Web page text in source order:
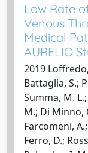
Low Rate
Venous
Medical
AURELIO
2019
Battaglia, S.;
Summa, M.
M.; Di Minno,
Farcomeni,
Ferro, D.;